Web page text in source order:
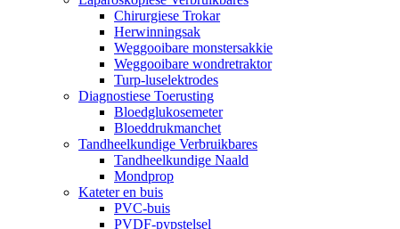
Chirurgiese Trokar
Herwinningsak
Weggooibare monstersakkie
Weggooibare wondretraktor
Turp-luselektrodes
Diagnostiese Toerusting
Bloedglukosemeter
Bloeddrukmanchet
Tandheelkundige Verbruikbares
Tandheelkundige Naald
Mondprop
Kateter en buis
PVC-buis
PVDF-pypstelsel